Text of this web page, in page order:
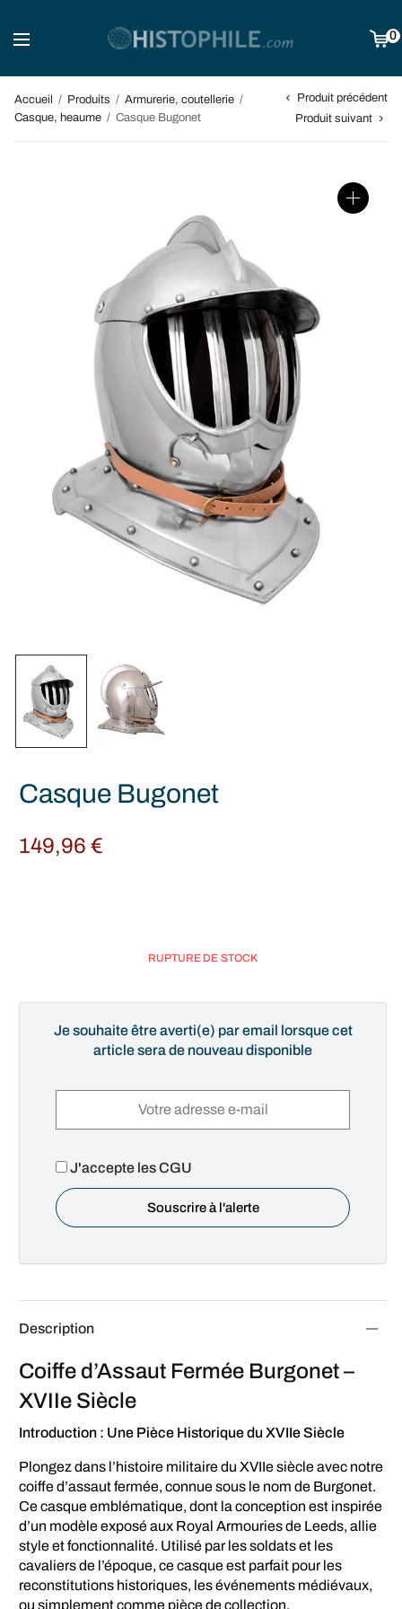
0
Accueil / Produits / Armurerie, coutellerie /
Casque, heaume / Casque Bugonet
Produit précédent
Produit suivant
Casque Bugonet
149,96€
RUPTURE DE STOCK
Je souhaite être averti(e) par email lorsque cet
article sera de nouveau disponible
J'accepte les CGU
Description
Coiffe d’Assaut Fermée Burgonet –
XVIIe Siècle
Introduction : Une Pièce Historique du XVIIe Siècle
Plongez dans l’histoire militaire du XVIIe siècle avec notre
coiffe d’assaut fermée, connue sous le nom de Burgonet.
Ce casque emblématique, dont la conception est inspirée
d’un modèle exposé aux Royal Armouries de Leeds, allie
style et fonctionnalité. Utilisé par les soldats et les
cavaliers de l’époque, ce casque est parfait pour les
reconstitutions historiques, les événements médiévaux,
ou simplement comme pièce de collection.